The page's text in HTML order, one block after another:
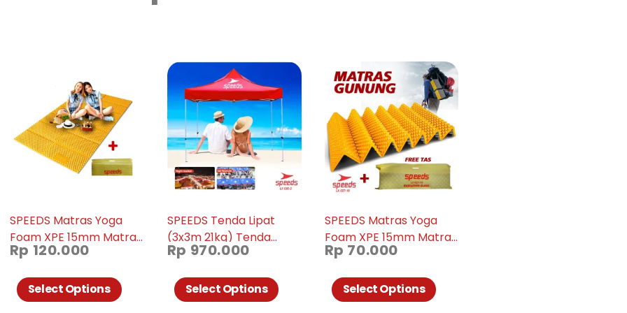
SPEEDS Matras Yoga
Foam XPE 15mm Matras
Lipat Foam Alas Duduk
Side 027-19
Rp 120.000
Select Options
SPEEDS Tenda Lipat
(3x3m 21kg) Tenda
Bazar Pameran Tenda
Rp 970.000
Select Options
SPEEDS Matras Yoga
Foam XPE 15mm Matras
Lipat Foam Hiking
027-18
Rp 70.000
Select Options